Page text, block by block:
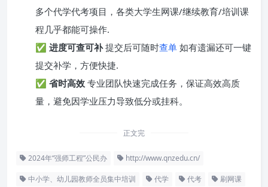
多个代学代考项目，各类大学生网课/继续教育/培训课
程几乎都能可操作.
✅ 进度可查可补提交后可随时查单 如有遗漏还可一键
提交补学，方便快捷.
✅ 省时高效 专业团队快速完成任务，保证高效高质
量，避免因学业压力导致低分或挂科。
正文完
2024年“强师工程”公民办 http://www.qnzedu.cn/
中小学、幼儿园教师全员集中培训 代学 代考 刷网课